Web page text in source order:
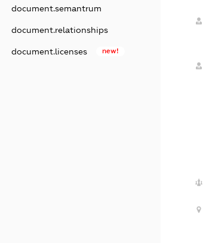
document.semantrum
document.relationships
document.licenses new!